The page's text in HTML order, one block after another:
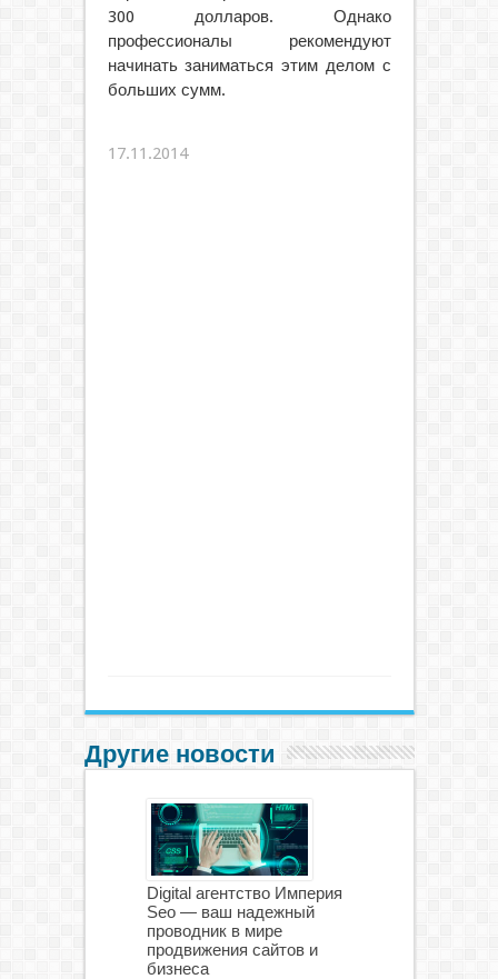
300 долларов. Однако
профессионалы рекомендуют
начинать заниматься этим делом с
больших сумм.
17.11.2014
Другие новости
Digital агентство Империя
Seo — ваш надежный
проводник в мире
продвижения сайтов и
бизнеса